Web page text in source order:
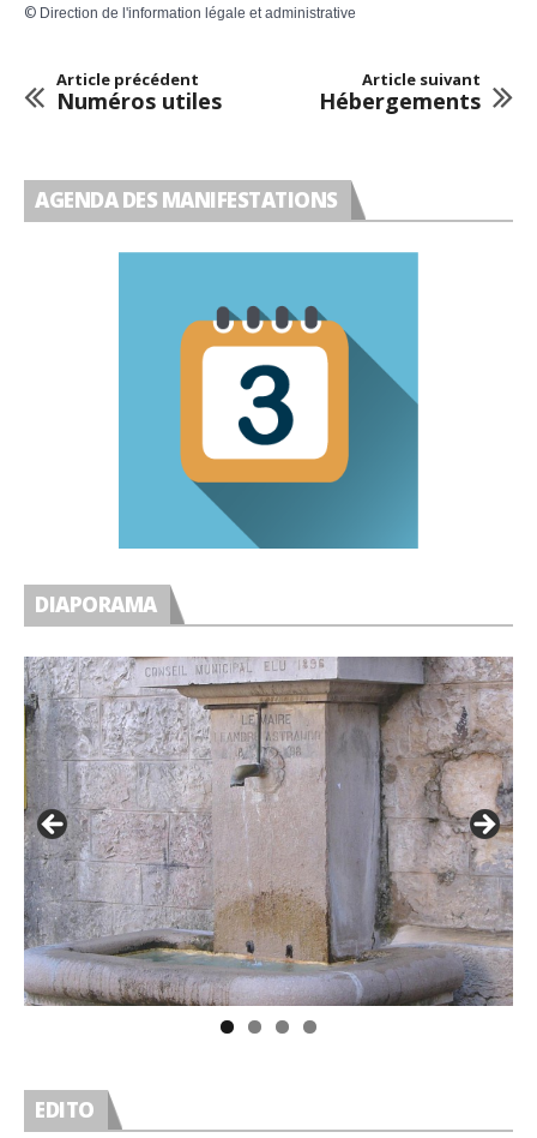
© Direction de l'information légale et administrative
Article précédent
Numéros utiles
Article suivant
Hébergements
AGENDA DES MANIFESTATIONS
DIAPORAMA
EDITO